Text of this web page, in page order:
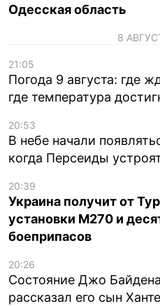
Одесская область
8
21:05
Погода 9 августа: где
где температура
20:53
В небе начали
когда Персеиды
20:39
Украина получит от
установки M270 и
боеприпасов
20:26
Состояние Джо
рассказал его сын